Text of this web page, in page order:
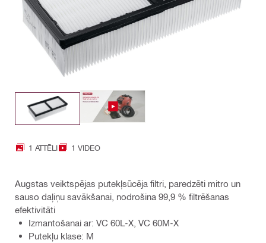
1 ATTĒLI 1 VIDEO
Augstas veiktspējas putekļsūcēja filtri, paredzēti mitro un
sauso daļiņu savākšanai, nodrošina 99,9 % filtrēšanas
efektivitāti
Izmantošanai ar: VC 60L-X, VC 60M-X
Putekļu klase: M